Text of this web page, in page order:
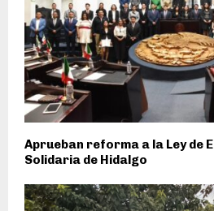
Aprueban reforma a la Ley de
Solidaria de Hidalgo